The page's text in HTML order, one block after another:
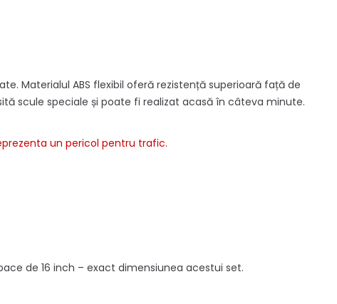
Materialul ABS flexibil oferă rezistență superioară față de
scule speciale și poate fi realizat acasă în câteva minute.
un pericol pentru trafic.
de 16 inch – exact dimensiunea acestui set.